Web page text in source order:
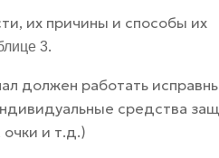
их причины и способы их
3.
должен работать
средства
и т.д.)